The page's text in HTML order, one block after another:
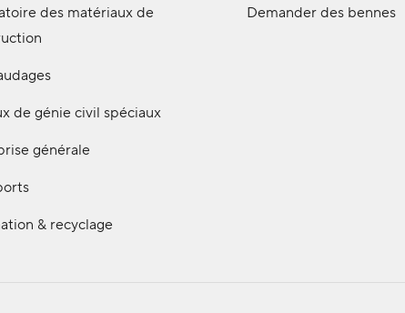
des matériaux de
de génie civil spéciaux
générale
& recyclage
Demander des bennes